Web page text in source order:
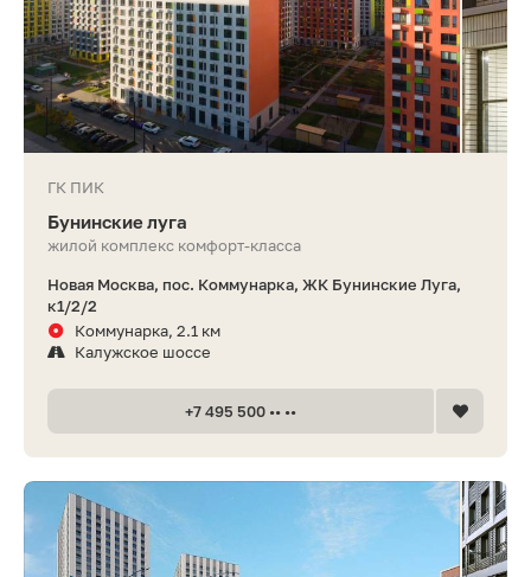
ГК ПИК
Бунинские луга
жилой комплекс комфорт-класса
Новая Москва, пос. Коммунарка, ЖК Бунинские Луга,
к1/2/2
Коммунарка, 2.1 км
Калужское шоссе
+7 495 500 •• ••